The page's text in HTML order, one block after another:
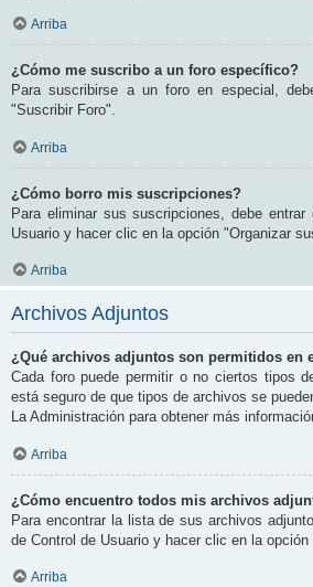
Arriba
¿Cómo me suscribo a un foro específico?
Para suscribirse a un foro en especial,
"Suscribir Foro".
Arriba
¿Cómo borro mis suscripciones?
Para eliminar sus suscripciones, debe
Usuario y hacer clic en la opción "Organizar
Arriba
Archivos Adjuntos
¿Qué archivos adjuntos son permitidos en
Cada foro puede permitir o no ciertos tipos
está seguro de que tipos de archivos se
La Administración para obtener más
Arriba
¿Cómo encuentro todos mis archivos
Para encontrar la lista de sus archivos
de Control de Usuario y hacer clic en la opción
Arriba